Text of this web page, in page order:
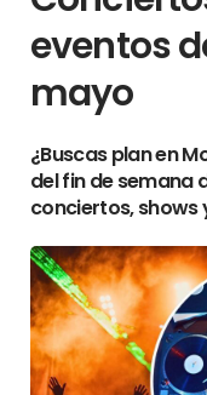
eventos
mayo
¿Buscas plan en
del fin de semana
conciertos, shows